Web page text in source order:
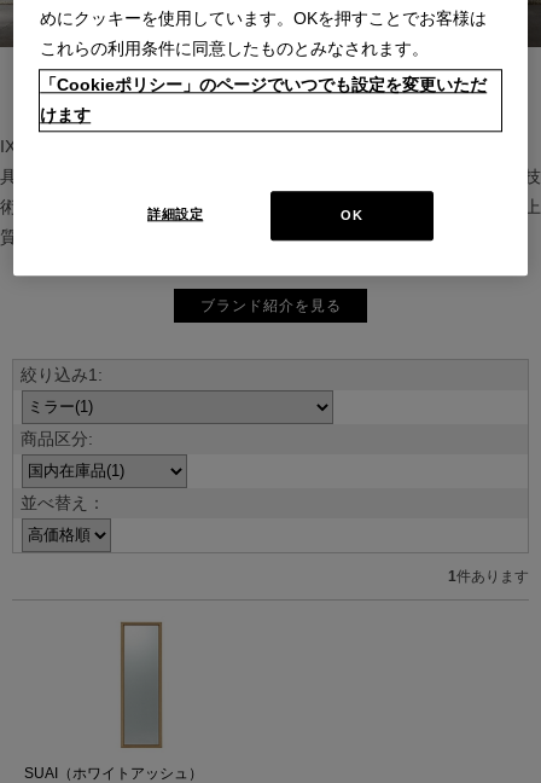
IXC（イクスシー）は、”Emotional Minimalism”を掲げるグローバル家
具ブランド。ヨーロッパの家具文化と日本の美意識を融合し、素材や技
術を活かした持続可能で洗練されたインテリアを提案。長く愛される上
質な暮らしを届けます。
ブランド紹介を見る
並べ替え：
1件あります
SUAI（ホワイトアッシュ）
めにクッキーを使用しています。OKを押すことでお客様は
これらの利用条件に同意したものとみなされます。
「Cookieポリシー」のページでいつでも設定を変更いただ
けます
OK
詳細設定